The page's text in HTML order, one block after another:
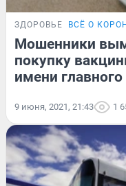
ЗДОРОВЬЕ ВСЁ О
Мошенники
покупку
имени
9 июня, 2021, 21:43 1